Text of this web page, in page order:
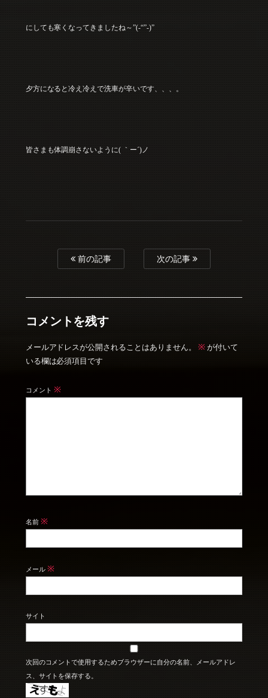
にしても寒くなってきましたね～”(-“”-)”
夕方になると冷え冷えで洗車が辛いです、、、。
皆さまも体調崩さないように( ｀ー´)ノ
前の記事 次の記事
コメントを残す
メールアドレスが公開されることはありません。 ※ が付いて
いる欄は必須項目です
コメント ※
名前 ※
メール ※
サイト
次回のコメントで使用するためブラウザーに自分の名前、メールアドレ
ス、サイトを保存する。